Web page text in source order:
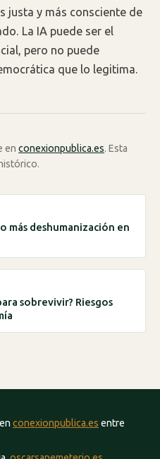
justa y más consciente de
La IA puede ser el
pero no puede
que lo legitima.
en conexionpublica.es. Esta
más deshumanización en
sobrevivir? Riesgos
conexionpublica.es entre